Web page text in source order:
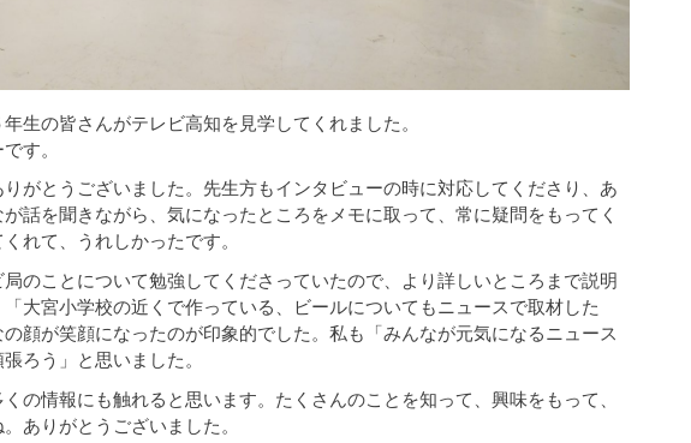
生の皆さんがテレビ高知を見学してくれました。
す。
がとうございました。先生方もインタビューの時に対応してくださり、あ
話を聞きながら、気になったところをメモに取って、常に疑問をもってく
れて、うれしかったです。
のことについて勉強してくださっていたので、より詳しいところまで説明
大宮小学校の近くで作っている、ビールについてもニュースで取材した
顔が笑顔になったのが印象的でした。私も「みんなが元気になるニュース
ろう」と思いました。
の情報にも触れると思います。たくさんのことを知って、興味をもって、
ありがとうございました。